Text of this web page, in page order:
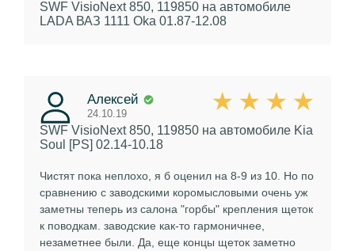
SWF VisioNext 850, 119850 на автомобиле
LADA ВАЗ 1111 Oka 01.87-12.08
Алексей
24.10.19
SWF VisioNext 850, 119850 на автомобиле Kia
Soul [PS] 02.14-10.18
Чистят пока неплохо, я б оценил на 8-9 из 10. Но по
сравнению с заводскими коромысловыми очень уж
заметны теперь из салона "горбы" крепления щеток
к поводкам. заводские как-то гармоничнее,
незаметнее были. Да, еще концы щеток заметно